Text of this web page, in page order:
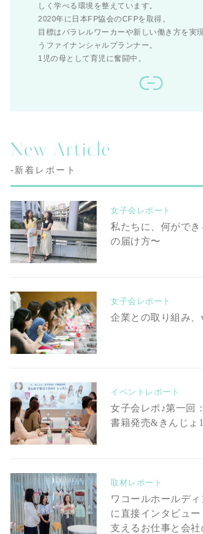
しく学べる環境を整えています。
2020年に日本FP協会のCFPを取得。
目標はパラレルワーカーや新しい働き方を実
うファイナンシャルプランナー。
1児の母として育児に奮闘中。
New Article
-新着レポート
女子会レポート
私たちに、何がで
の届け方〜
女子会レポート
企業との取り組み、
イベントレポート
女子会レポ♪第一回
書籍発売&きんじょ
取材レポート
ワコールホールデ
に直接インタビュ
支えるお仕事と会